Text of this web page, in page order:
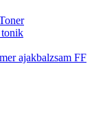
ajakbalzsam FF